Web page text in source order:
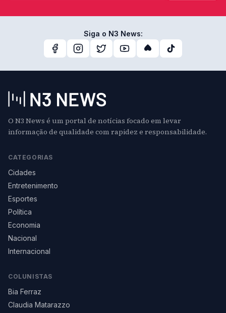
Siga o N3 News:
O N3 News é um portal de notícias focado em levar
informação de qualidade com rapidez e responsabilidade.
CATEGORIAS
Cidades
Entretenimento
Esportes
Política
Economia
Nacional
Internacional
COLUNISTAS
Bia Ferraz
Claudia Matarazzo